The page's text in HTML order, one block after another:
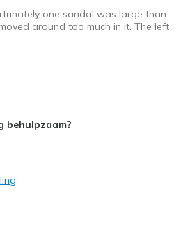
are for Wearing
one sandal was large than
around too much in it. The left
are for Wearing
behulpzaam?